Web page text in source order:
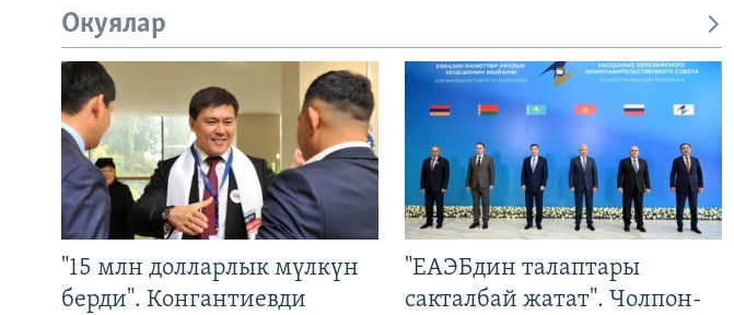
Окуялар
"15 млн долларлык мүлкүн
берди". Конгантиевди
"ЕАЭБдин талаптары
сакталбай жатат". Чолпон-